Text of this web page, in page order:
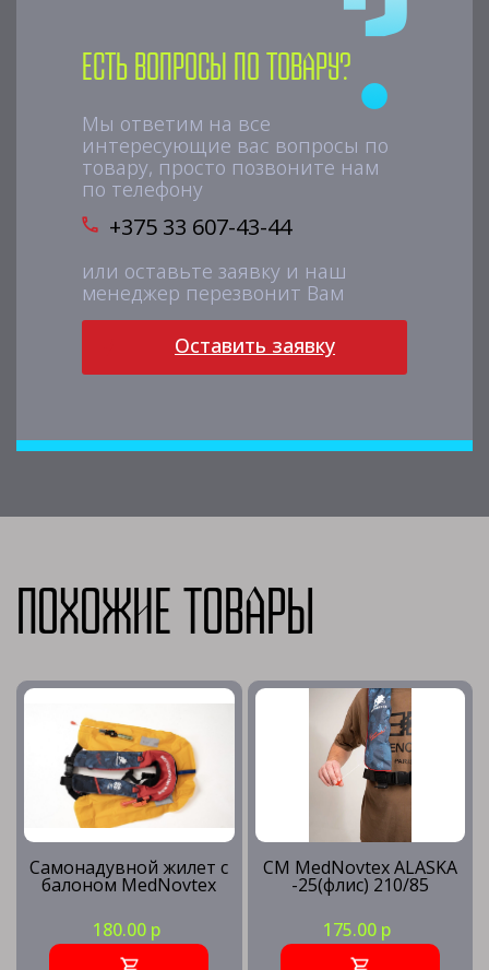
Есть вопросы по товару?
Мы ответим на все
интересующие вас вопросы по
товару, просто позвоните нам
по телефону
+375 33 607-43-44
или оставьте заявку и наш
менеджер перезвонит Вам
Оставить заявку
Похожие товары
Самонадувной жилет с
балоном MedNovtex
180.00 р
CM MedNovtex ALASKA
-25(флис) 210/85
175.00 р